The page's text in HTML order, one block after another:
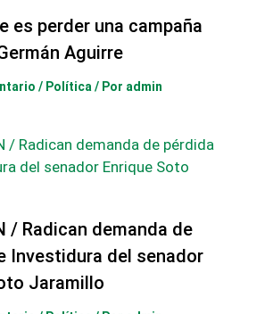
es perder una campaña
Aguirre
/ Política / Por admin
/ Radican demanda de
Investidura del senador
Jaramillo